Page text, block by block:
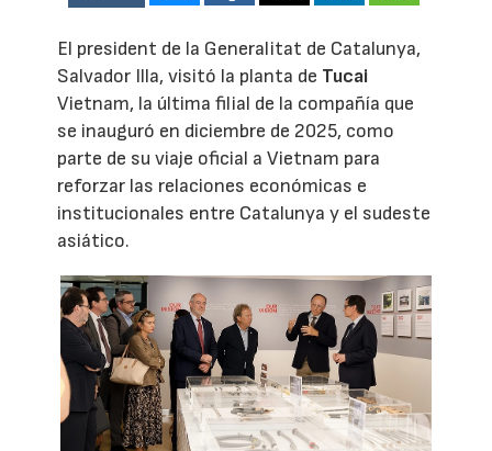
El president de la Generalitat de Catalunya,
Salvador Illa, visitó la planta de Tucai
Vietnam, la última filial de la compañía que
se inauguró en diciembre de 2025, como
parte de su viaje oficial a Vietnam para
reforzar las relaciones económicas e
institucionales entre Catalunya y el sudeste
asiático.